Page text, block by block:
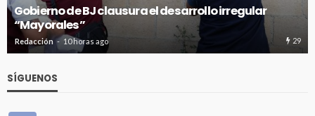
29
Pablo Bustamante acompaña a familias
Hospital General de Cancún
Redacción 10 horas ago
SÍGUENOS